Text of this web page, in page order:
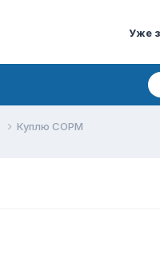
Уже
Куплю СОРМ